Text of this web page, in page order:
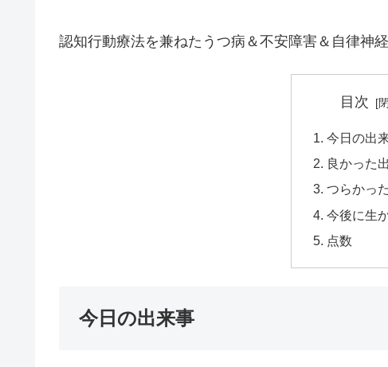
認知行動療法を兼ねたうつ病＆不安障害＆自律神
目次
今日の出
良かった
つらかっ
今後に生
点数
今日の出来事